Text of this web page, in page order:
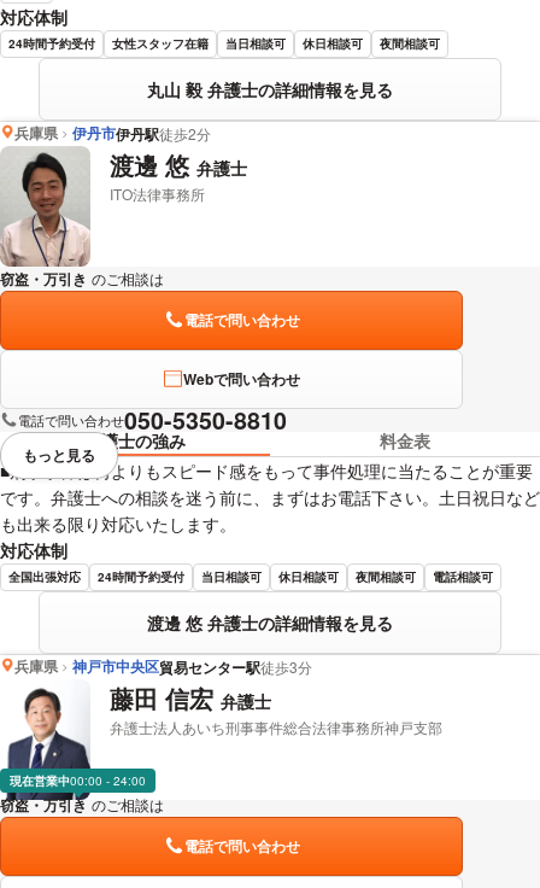
対応体制
24時間予約受付 女性スタッフ在籍 当日相談可 休日相談可 夜間相談可
丸山 毅 弁護士の詳細情報を見る
兵庫県 伊丹市伊丹駅徒歩2分
渡邊 悠 弁護士
ITO法律事務所
窃盗・万引き のご相談は
電話で問い合わせ
Webで問い合わせ
電話で問い合わせ050-5350-8810
弁護士の強み
料金表
■刑事事件は何よりもスピード感をもって事件処理に当たることが重要
です。弁護士への相談を迷う前に、まずはお電話下さい。土日祝日など
も出来る限り対応いたします。
対応体制
全国出張対応 24時間予約受付 当日相談可 休日相談可 夜間相談可 電話相談可
渡邊 悠 弁護士の詳細情報を見る
視覚的に省略されている要素を
もっと見る
兵庫県 神戸市中央区貿易センター駅徒歩3分
藤田 信宏 弁護士
弁護士法人あいち刑事事件総合法律事務所神戸支部
現在営業中00:00 - 24:00
窃盗・万引き のご相談は
電話で問い合わせ